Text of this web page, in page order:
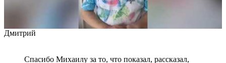
Дмитрий
Спасибо Михаилу за то, что показал, рассказал,